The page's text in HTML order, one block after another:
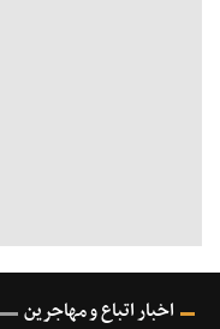
اخبار اتباع و مهاجرین